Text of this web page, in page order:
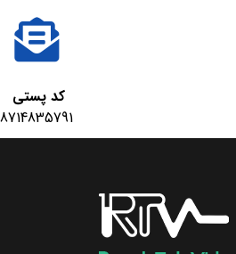
کد پستی
8714835791